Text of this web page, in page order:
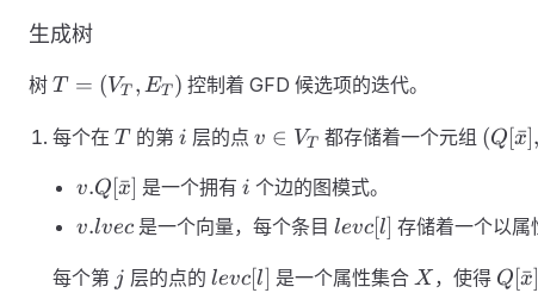
生成树
树 T= (
E_T
T = (VT , ET ) 控制着 GFD 候选项的迭代。
每个在 T
T 的第 i
i 层的点 v
V_T
v ∈ VT 都存储着一个元组 (
(Q [x
ˉ],
v.Q[\bar{x}]
v.Q [x
ˉ] 是一个拥有 i
i 个边的图模式。
v.lvec
v.lvec是一个向量，每个条目 levc
levc[l] 存储着一个以
每个第 jj 层的点的levc
levc[l] 是一个属性集合 X
X ，使得 Q [x
ˉ]